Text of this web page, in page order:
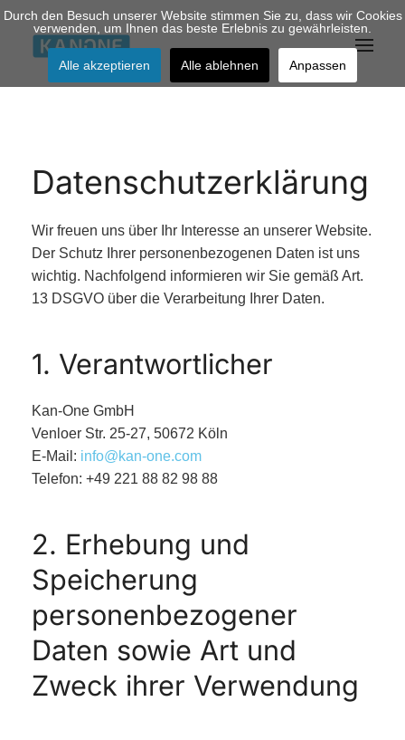
Zum Hauptinhalt springen
Datenschutzerklärung
Wir freuen uns über Ihr Interesse an unserer Website.
Der Schutz Ihrer personenbezogenen Daten ist uns
wichtig. Nachfolgend informieren wir Sie gemäß Art.
13 DSGVO über die Verarbeitung Ihrer Daten.
1. Verantwortlicher
Kan-One GmbH
Venloer Str. 25-27, 50672 Köln
E-Mail: info@kan-one.com
Telefon: +49 221 88 82 98 88
2. Erhebung und
Speicherung
personenbezogener
Daten sowie Art und
Zweck ihrer Verwendung
Durch den Besuch unserer Website stimmen Sie zu, dass wir Cookies
verwenden, um Ihnen das beste Erlebnis zu gewährleisten.
Alle akzeptieren Alle ablehnen Anpassen